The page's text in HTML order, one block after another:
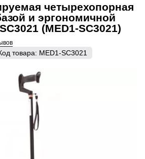
четырехопорная
и эргономичной
(MED1-SC3021)
товара: MED1-SC3021